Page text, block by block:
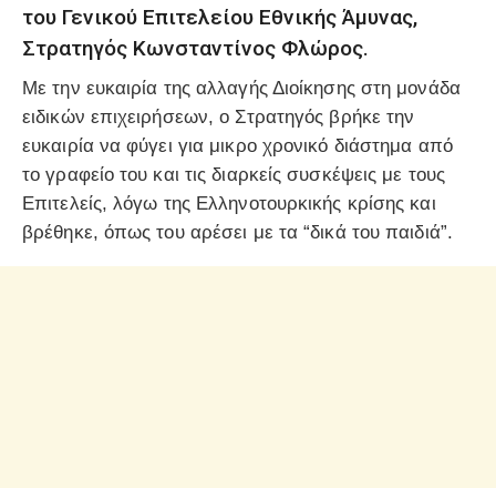
του Γενικού Επιτελείου Εθνικής Άμυνας,
Στρατηγός Κωνσταντίνος Φλώρος.
Με την ευκαιρία της αλλαγής Διοίκησης στη μονάδα
ειδικών επιχειρήσεων, ο Στρατηγός βρήκε την
ευκαιρία να φύγει για μικρο χρονικό διάστημα από
το γραφείο του και τις διαρκείς συσκέψεις με τους
Επιτελείς, λόγω της Ελληνοτουρκικής κρίσης και
βρέθηκε, όπως του αρέσει με τα “δικά του παιδιά”.